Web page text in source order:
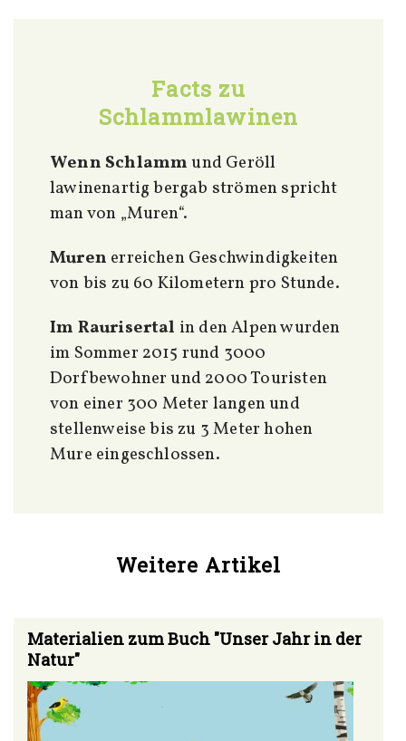
Facts zu
Schlammlawinen
Wenn Schlammund Geröll
lawinenartig bergab strömen spricht
man von „Muren“.
Muren erreichen Geschwindigkeiten
von bis zu 60 Kilometern pro Stunde.
Im Raurisertal in den Alpen wurden
im Sommer 2015 rund 3000
Dorfbewohner und 2000 Touristen
von einer 300 Meter langen und
stellenweise bis zu 3 Meter hohen
Mure eingeschlossen.
Weitere Artikel
Materialien zum Buch "Unser Jahr in der
Natur"